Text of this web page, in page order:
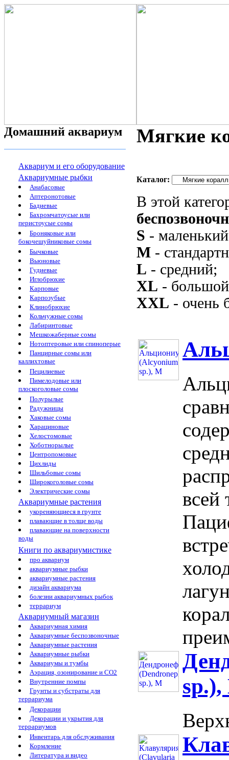
Домашний аквариум
Аквариум и его оборудование
Аквариумные рыбки
Анабасовые
Аптеронотовые
Бадиевые
Бахромчатоусые или
перистоусые сомы
Броняковые или
бокочешуйниковые сомы
Бычковые
Вьюновые
Гудиевые
Иглобрюхие
Карповые
Карпозубые
Клинобрюхие
Кольчужные сомы
Лабиринтовые
Мешкожаберные сомы
Нотоптеровые или спиноперые
Панцирные сомы или
каллихтовые
Пецилиевые
Пимелодовые или
плоскоголовые сомы
Полурылые
Радужницы
Хаковые сомы
Харациновые
Хелостомовые
Хоботнорылые
Центропомовые
Цихлиды
Шильбовые сомы
Широкоголовые сомы
Электрические сомы
Аквариумные растения
укореняющиеся в грунте
плавающие в толще воды
плавающие на поверхности
воды
Книги по аквариумистике
про аквариум
аквариумные рыбки
аквариумные растения
дизайн аквариума
болезни аквариумных рыбок
террариум
Аквариумный магазин
Аквариумная химия
Аквариумные беспозвоночные
Аквариумные растения
Аквариумные рыбки
Аквариумы и тумбы
Аэрация, озонирование и CO2
Внутренние помпы
Грунты и субстраты для
террариума
Декорации
Декорации и укрытия для
террариумов
Инвентарь для обслуживания
Кормление
Литература и видео
Мягкие
Каталог:
В этой
S -
M -
L - средний;
XL -
XXL - очень
всей